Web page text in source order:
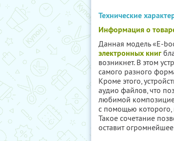
Технические
Информация о
Данная модель «E-
электронных книг
возникнет. В этом
самого разного
Кроме этого,
аудио файлов, что
любимой
с помощью
Такое сочетание
оставит